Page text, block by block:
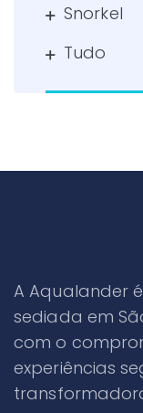
Snorkel
Tudo
A Aqualander
sediada em
com o
experiências